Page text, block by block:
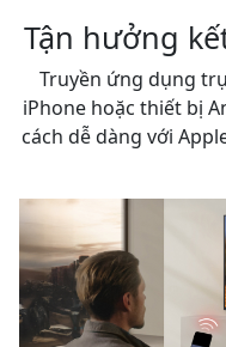
Tận hưởng
Truyền ứng dụng
iPhone hoặc thiết bị
cách dễ dàng với